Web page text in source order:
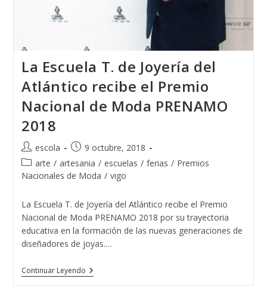
La Escuela T. de Joyería del
Atlántico recibe el Premio
Nacional de Moda PRENAMO
2018
Autor
de
la
escola
Publicación
de
la
9 octubre, 2018
Categoría
de
entrada:
arte / artesania / escuelas / ferias / Premios
Nacionales de Moda / vigo
La Escuela T. de Joyería del Atlántico recibe el Premio
Nacional de Moda PRENAMO 2018 por su trayectoria
educativa en la formación de las nuevas generaciones de
diseñadores de joyas.…
Continuar LeyendoLa
Escuela